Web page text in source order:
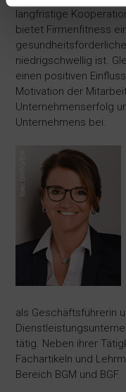
langfristige
bietet Firmenfitness
niedrigschwellig ist.
einen positiven
Motivation der
Unternehmenserfolg
Unternehmens bei.
als Geschäftsführerin
tätig. Neben ihrer
Fachartikeln und
Bereich BGM und BGF.